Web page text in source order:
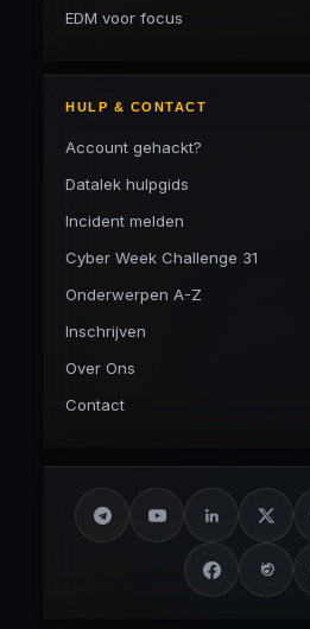
EDM voor focus
HULP & CONTACT
Account gehackt?
Datalek hulpgids
Incident melden
Cyber Week Challenge 31
Onderwerpen A-Z
Inschrijven
Over Ons
Contact